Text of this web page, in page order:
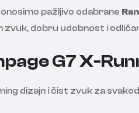
pažljivo odabrane
zvuk, dobru udobnost i
G7 X-
dizajn i čist zvuk za